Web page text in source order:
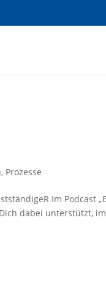
, Prozesse
Im Podcast
dabei unterstützt,